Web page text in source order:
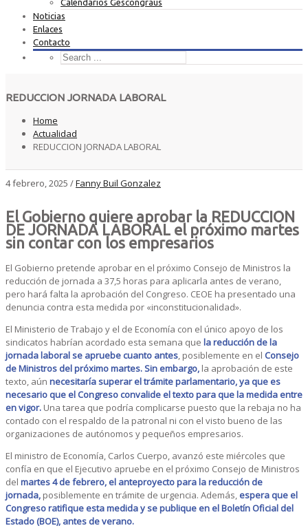
Calendarios Gescongraus
Noticias
Enlaces
Contacto
REDUCCION JORNADA LABORAL
Home
Actualidad
REDUCCION JORNADA LABORAL
4 febrero, 2025 /Fanny Buil Gonzalez
El Gobierno quiere aprobar la REDUCCION
DE JORNADA LABORAL el próximo martes
sin contar con los empresarios
El Gobierno pretende aprobar en el próximo Consejo de Ministros la
reducción de jornada a 37,5 horas para aplicarla antes de verano,
pero hará falta la aprobación del Congreso. CEOE ha presentado una
denuncia contra esta medida por «inconstitucionalidad».
El Ministerio de Trabajo y el de Economía con el único apoyo de los
sindicatos habrían acordado esta semana que la reducción de la
jornada laboral se apruebe cuanto antes, posiblemente en el Consejo
de Ministros del próximo martes. Sin embargo, la aprobación de este
texto, aún necesitaría superar el trámite parlamentario, ya que es
necesario que el Congreso convalide el texto para que la medida entre
en vigor. Una tarea que podría complicarse puesto que la rebaja no ha
contado con el respaldo de la patronal ni con el visto bueno de las
organizaciones de autónomos y pequeños empresarios.
El ministro de Economía, Carlos Cuerpo, avanzó este miércoles que
confía en que el Ejecutivo apruebe en el próximo Consejo de Ministros
del martes 4 de febrero, el anteproyecto para la reducción de
jornada, posiblemente en trámite de urgencia. Además, espera que el
Congreso ratifique esta medida y se publique en el Boletín Oficial del
Estado (BOE), antes de verano.